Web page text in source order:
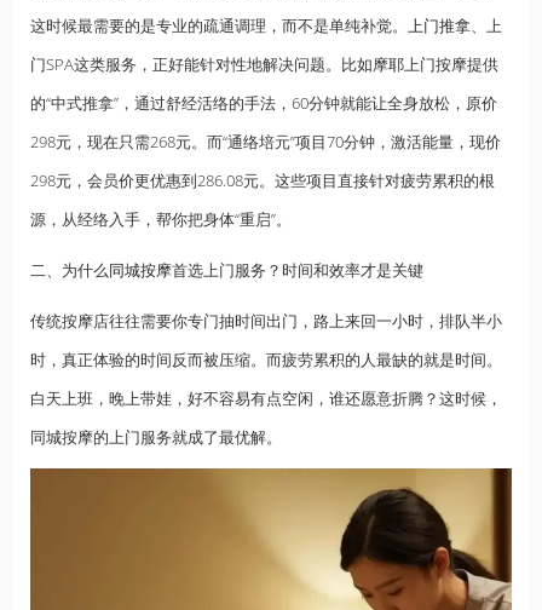
这时候最需要的是专业的疏通调理，而不是单纯补觉。 上门推拿、上
门SPA这类服务，正好能针对性地解决问题。比如摩耶上门按摩提供
的“中式推拿”，通过舒经活络的手法，60分钟就能让全身放松，原价
298元，现在只需268元。而“通络培元”项目70分钟，激活能量，现价
298元，会员价更优惠到286.08元。这些项目直接针对疲劳累积的根
源，从经络入手，帮你把身体“重启”。
二、为什么同城按摩首选上门服务？时间和效率才是关键
传统按摩店往往需要你专门抽时间出门，路上来回一小时，排队半小
时，真正体验的时间反而被压缩。而疲劳累积的人最缺的就是时间。
白天上班，晚上带娃，好不容易有点空闲，谁还愿意折腾？这时候，
同城按摩的上门服务就成了最优解。